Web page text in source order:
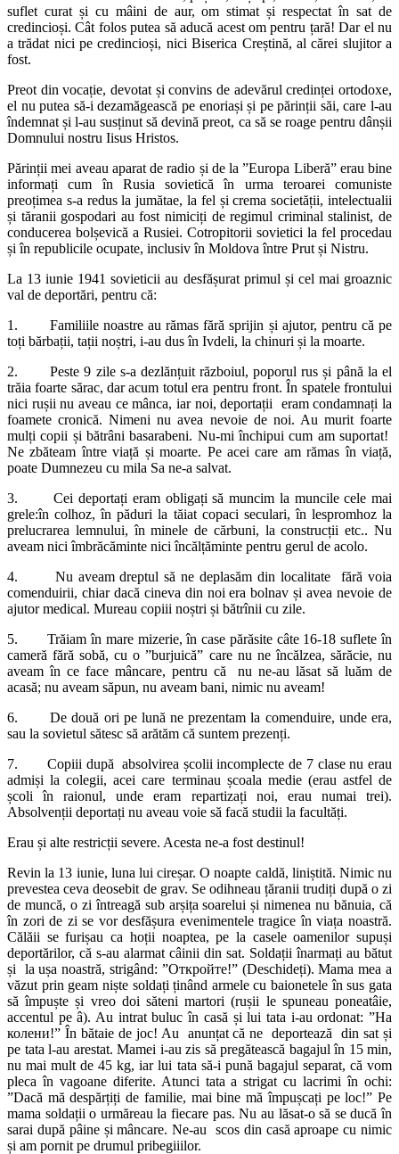
suflet curat și cu mâini de aur, om stimat și respectat în sat de
credincioși. Cât folos putea să aducă acest om pentru țară! Dar el nu
a trădat nici pe credincioși, nici Biserica Creștină, al cărei slujitor a
fost.
Preot din vocație, devotat și convins de adevărul credinței ortodoxe,
el nu putea să-i dezamăgească pe enoriași și pe părinții săi, care l-au
îndemnat și l-au susținut să devină preot, ca să se roage pentru dânșii
Domnului nostru Iisus Hristos.
Părinții mei aveau aparat de radio și de la ”Europa Liberă” erau bine
informați cum în Rusia sovietică în urma teroarei comuniste
preoțimea s-a redus la jumătae, la fel și crema societății, intelectualii
și tăranii gospodari au fost nimiciți de regimul criminal stalinist, de
conducerea bolșevică a Rusiei. Cotropitorii sovietici la fel procedau
și în republicile ocupate, inclusiv în Moldova între Prut și Nistru.
La 13 iunie 1941 sovieticii au desfășurat primul și cel mai groaznic
val de deportări, pentru că:
1. Familiile noastre au rămas fără sprijin și ajutor, pentru că pe
toți bărbații, tații noștri, i-au dus în Ivdeli, la chinuri și la moarte.
2. Peste 9 zile s-a dezlănțuit războiul, poporul rus și până la el
trăia foarte sărac, dar acum totul era pentru front. În spatele frontului
nici rușii nu aveau ce mânca, iar noi, deportații eram condamnați la
foamete cronică. Nimeni nu avea nevoie de noi. Au murit foarte
mulți copii și bătrâni basarabeni. Nu-mi închipui cum am suportat!
Ne zbăteam între viață și moarte. Pe acei care am rămas în viață,
poate Dumnezeu cu mila Sa ne-a salvat.
3. Cei deportați eram obligați să muncim la muncile cele mai
grele:în colhoz, în păduri la tăiat copaci seculari, în lespromhoz la
prelucrarea lemnului, în minele de cărbuni, la construcții etc.. Nu
aveam nici îmbrăcăminte nici încălțăminte pentru gerul de acolo.
4. Nu aveam dreptul să ne deplasăm din localitate fără voia
comenduirii, chiar dacă cineva din noi era bolnav și avea nevoie de
ajutor medical. Mureau copiii noștri și bătrînii cu zile.
5. Trăiam în mare mizerie, în case părăsite câte 16-18 suflete în
cameră fără sobă, cu o ”burjuică” care nu ne încălzea, sărăcie, nu
aveam în ce face mâncare, pentru că nu ne-au lăsat să luăm de
acasă; nu aveam săpun, nu aveam bani, nimic nu aveam!
6. De două ori pe lună ne prezentam la comenduire, unde era,
sau la sovietul sătesc să arătăm că suntem prezenți.
7. Copiii după absolvirea școlii incomplecte de 7 clase nu erau
admiși la colegii, acei care terminau școala medie (erau astfel de
școli în raionul, unde eram repartizați noi, erau numai trei).
Absolvenții deportați nu aveau voie să facă studii la facultăți.
Erau și alte restricții severe. Acesta ne-a fost destinul!
Revin la 13 iunie, luna lui cireșar. O noapte caldă, liniștită. Nimic nu
prevestea ceva deosebit de grav. Se odihneau țăranii trudiți după o zi
de muncă, o zi întreagă sub arșița soarelui și nimenea nu bănuia, că
în zori de zi se vor desfășura evenimentele tragice în viața noastră.
Călăii se furișau ca hoții noaptea, pe la casele oamenilor supuși
deportărilor, că s-au alarmat câinii din sat. Soldații înarmați au bătut
și la ușa noastră, strigând: ”Oткройте!” (Deschideți). Mama mea a
văzut prin geam niște soldați ținând armele cu baionetele în sus gata
să împuște și vreo doi săteni martori (rușii le spuneau poneatâie,
accentul pe â). Au intrat buluc în casă și lui tata i-au ordonat: ”На
колени!” În bătaie de joc! Au anunțat că ne deportează din sat și
pe tata l-au arestat. Mamei i-au zis să pregătească bagajul în 15 min,
nu mai mult de 45 kg, iar lui tata să-i pună bagajul separat, că vom
pleca în vagoane diferite. Atunci tata a strigat cu lacrimi în ochi:
”Dacă mă despărțiți de familie, mai bine mă împușcați pe loc!” Pe
mama soldații o urmăreau la fiecare pas. Nu au lăsat-o să se ducă în
sarai după pâine și mâncare. Ne-au scos din casă aproape cu nimic
și am pornit pe drumul pribegiiilor.